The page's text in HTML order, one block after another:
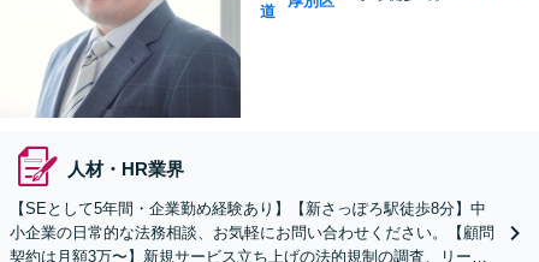
道
人材・HR業界
【SEとして5年間・企業勤め経験あり】【新さっぽろ駅徒歩8分】中
小企業の日常的な法務相談、お気軽にお問い合わせください。【顧問
契約は月額3万〜】新規サービス立ち上げの法的規制の調査、リーガ